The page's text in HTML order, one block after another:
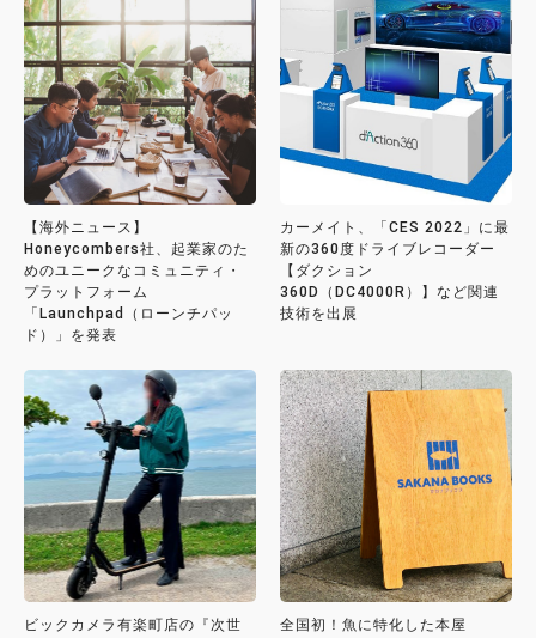
【海外ニュース】
Honeycombers社、起業家のた
めのユニークなコミュニティ・
プラットフォーム
「Launchpad（ローンチパッ
ド）」を発表
カーメイト、「CES 2022」に最
新の360度ドライブレコーダー
【ダクション
360D（DC4000R）】など関連
技術を出展
ビックカメラ有楽町店の『次世
全国初！魚に特化した本屋